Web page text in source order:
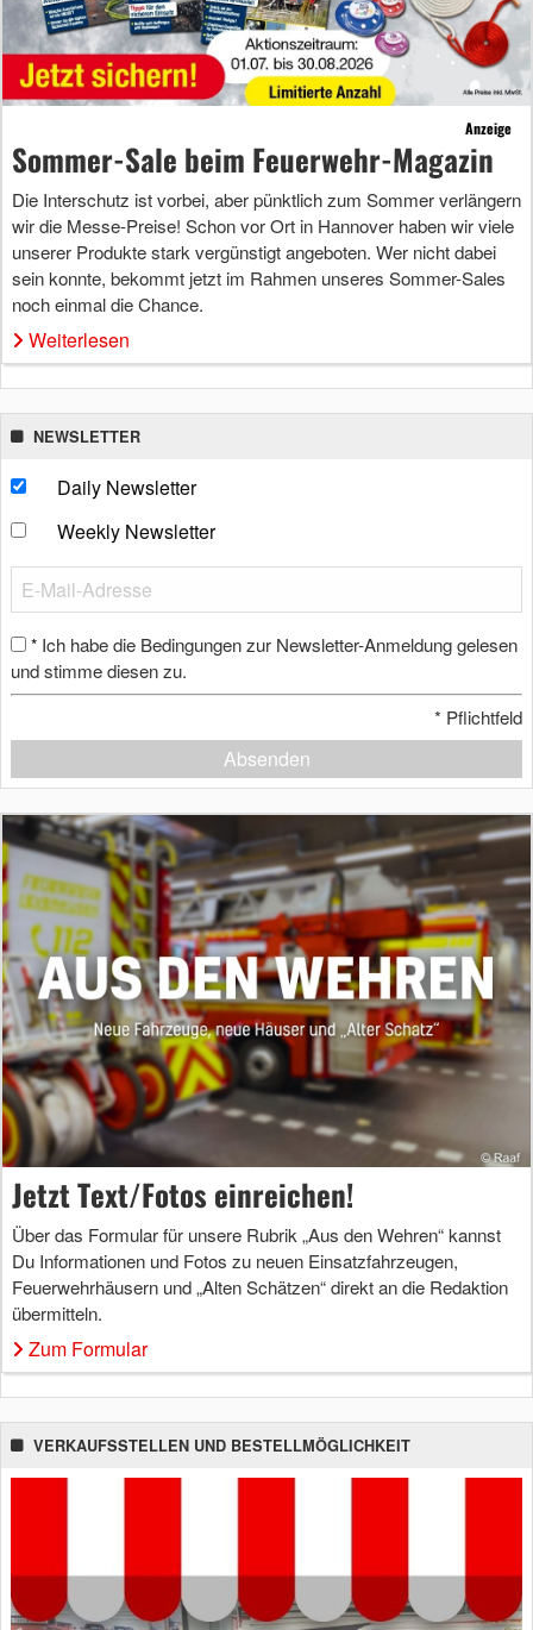
Anzeige
Sommer-Sale beim Feuerwehr-Magazin
Die Interschutz ist vorbei, aber pünktlich zum Sommer verlängern
wir die Messe-Preise! Schon vor Ort in Hannover haben wir viele
unserer Produkte stark vergünstigt angeboten. Wer nicht dabei
sein konnte, bekommt jetzt im Rahmen unseres Sommer-Sales
noch einmal die Chance.
Weiterlesen
NEWSLETTER
Daily Newsletter
Weekly Newsletter
* Ich habe die Bedingungen zur Newsletter-Anmeldung gelesen
und stimme diesen zu.
* Pflichtfeld
Absenden
Jetzt Text/Fotos einreichen!
Über das Formular für unsere Rubrik „Aus den Wehren“ kannst
Du Informationen und Fotos zu neuen Einsatzfahrzeugen,
Feuerwehrhäusern und „Alten Schätzen“ direkt an die Redaktion
übermitteln.
Zum Formular
VERKAUFSSTELLEN UND BESTELLMÖGLICHKEIT